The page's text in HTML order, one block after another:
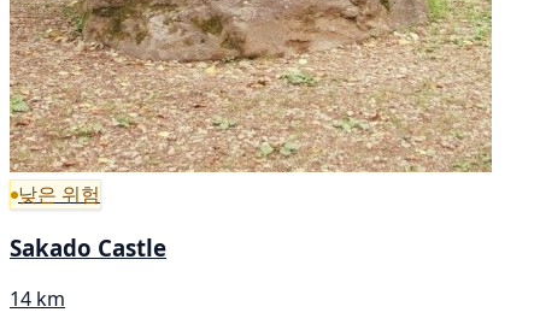
낮은 위험
Sakado Castle
14 km